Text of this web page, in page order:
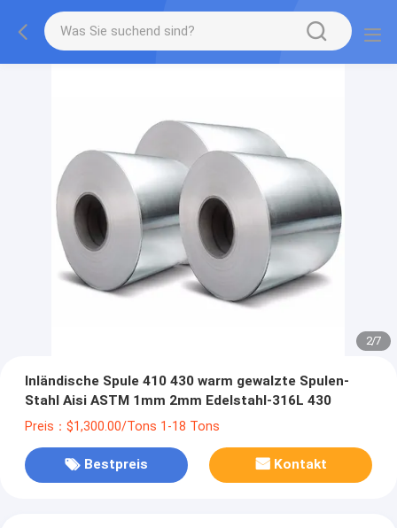
2/7
Inländische Spule 410 430 warm gewalzte Spulen-
Stahl Aisi ASTM 1mm 2mm Edelstahl-316L 430
Preis：$1,300.00/Tons 1-18 Tons
Bestpreis Kontakt